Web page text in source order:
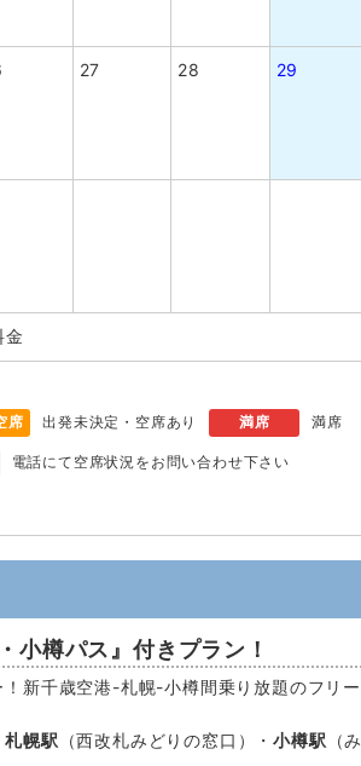
27 28 29
金
席 出発未決定・空席あり 満席 満席
電話にて空席状況をお問い合わせ下さい
小樽パス』付きプラン！
新千歳空港-札幌-小樽間乗り放題のフリー
札幌駅 （西改札みどりの窓口）・小樽駅 （み